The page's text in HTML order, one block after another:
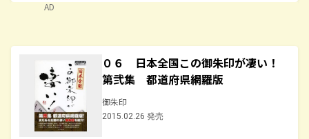
AD
０６ 日本全国この御朱印が凄い！
第弐集 都道府県網羅版
御朱印
2015.02.26 発売